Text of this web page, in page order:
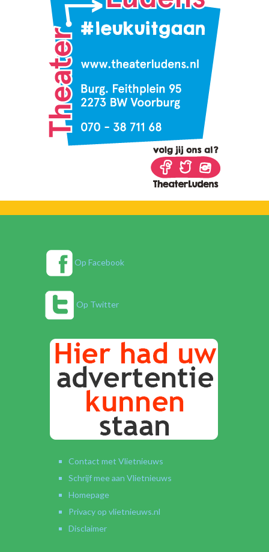
Op Facebook
Op Twitter
Contact met Vlietnieuws
Schrijf mee aan Vlietnieuws
Homepage
Privacy op vlietnieuws.nl
Disclaimer